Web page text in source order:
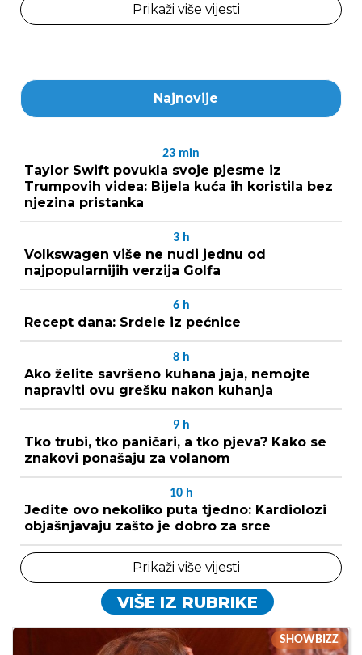
Prikaži više vijesti
Najnovije
23 min
Taylor Swift povukla svoje pjesme iz
Trumpovih videa: Bijela kuća ih koristila bez
njezina pristanka
3 h
Volkswagen više ne nudi jednu od
najpopularnijih verzija Golfa
6 h
Recept dana: Srdele iz pećnice
8 h
Ako želite savršeno kuhana jaja, nemojte
napraviti ovu grešku nakon kuhanja
9 h
Tko trubi, tko paničari, a tko pjeva? Kako se
znakovi ponašaju za volanom
10 h
Jedite ovo nekoliko puta tjedno: Kardiolozi
objašnjavaju zašto je dobro za srce
Prikaži više vijesti
VIŠE IZ RUBRIKE
SHOWBIZZ